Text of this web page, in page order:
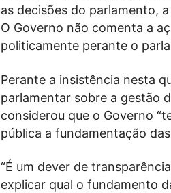
as decisões do parlamento,
O Governo não comenta a
politicamente perante o
Perante a insistência nesta
parlamentar sobre a gestão
considerou que o Governo
pública a fundamentação
“É um dever de
explicar qual o fundamento